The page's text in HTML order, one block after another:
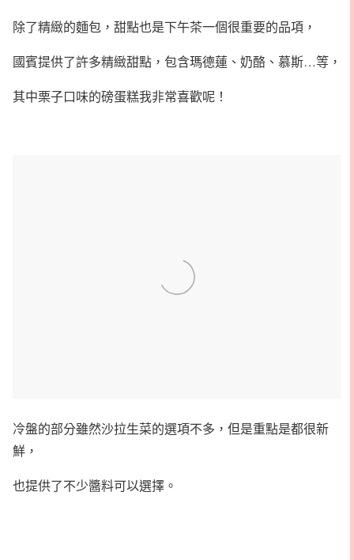
除了精緻的麵包，甜點也是下午茶一個很重要的品項，
國賓提供了許多精緻甜點，包含瑪德蓮、奶酪、慕斯…等，
其中栗子口味的磅蛋糕我非常喜歡呢！
冷盤的部分雖然沙拉生菜的選項不多，但是重點是都很新
鮮，
也提供了不少醬料可以選擇。